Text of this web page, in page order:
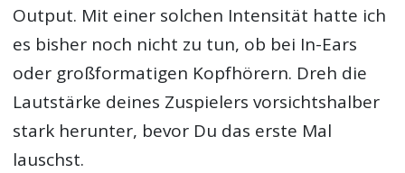
Output. Mit einer solchen Intensität hatte ich
es bisher noch nicht zu tun, ob bei In-Ears
oder großformatigen Kopfhörern. Dreh die
Lautstärke deines Zuspielers vorsichtshalber
stark herunter, bevor Du das erste Mal
lauschst.